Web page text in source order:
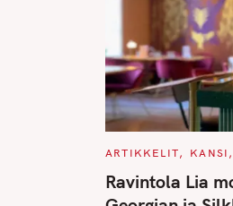
C
T
E
G
ARTIKKELIT KANSI
Ravintola Lia